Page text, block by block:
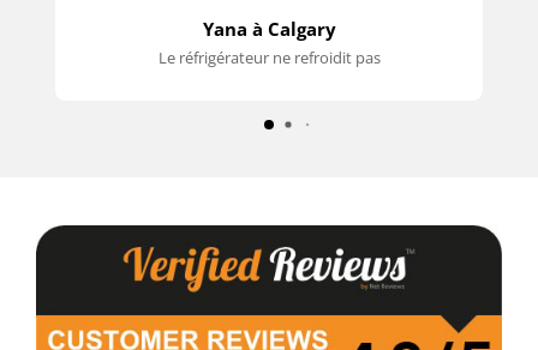
Yana à Calgary
Le réfrigérateur ne refroidit pas